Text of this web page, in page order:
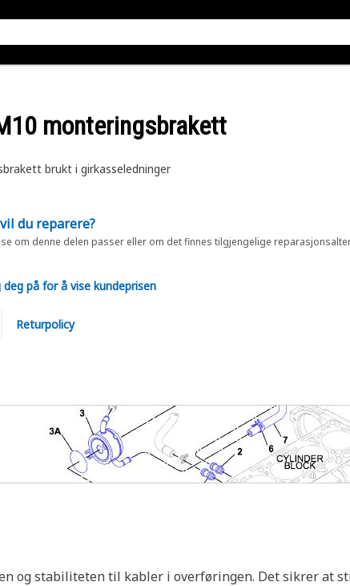
monteringsbrakett
brukt i girkasseledninger
du reparere?
om denne delen passer eller om det finnes tilgjengelige
deg på for å vise kundeprisen
Returpolicy
og stabiliteten til kabler i overføringen. Det sikrer at